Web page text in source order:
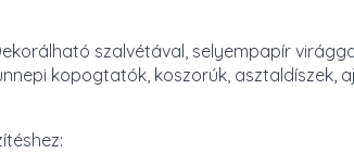
szalvétával, selyempapír
kopogtatók, koszorúk, asztaldíszek,